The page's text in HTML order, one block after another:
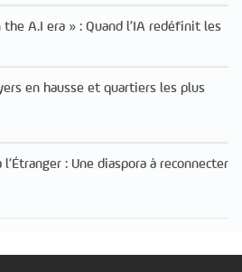
A.I era » : Quand l’IA redéfinit les
en hausse et quartiers les plus
: Une diaspora à reconnecter